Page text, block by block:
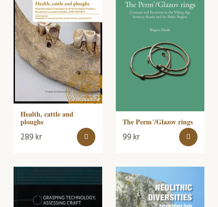
Health, cattle and
ploughs
289kr
The Perm´/Glazov rings
99kr